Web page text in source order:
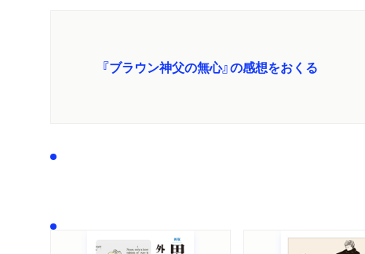
『ブラウン神父の無心』の感想をおくる